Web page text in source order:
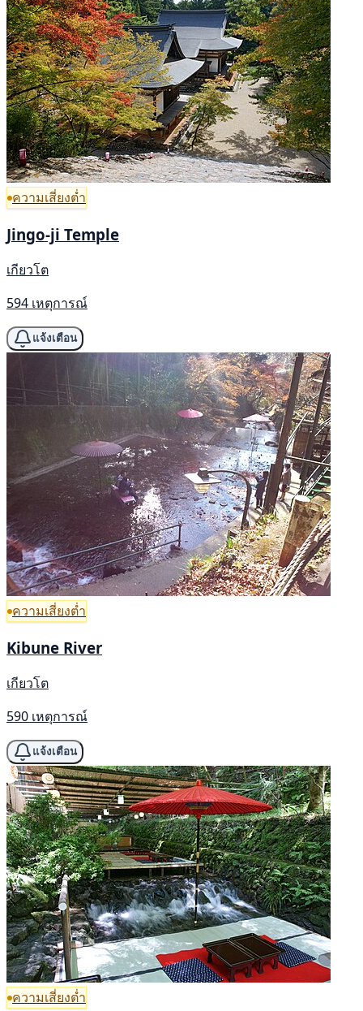
ความเสี่ยงต่ำ
Jingo-ji Temple
เกียวโต
594 เหตุการณ์
แจ้งเตือน
ความเสี่ยงต่ำ
Kibune River
เกียวโต
590 เหตุการณ์
แจ้งเตือน
ความเสี่ยงต่ำ